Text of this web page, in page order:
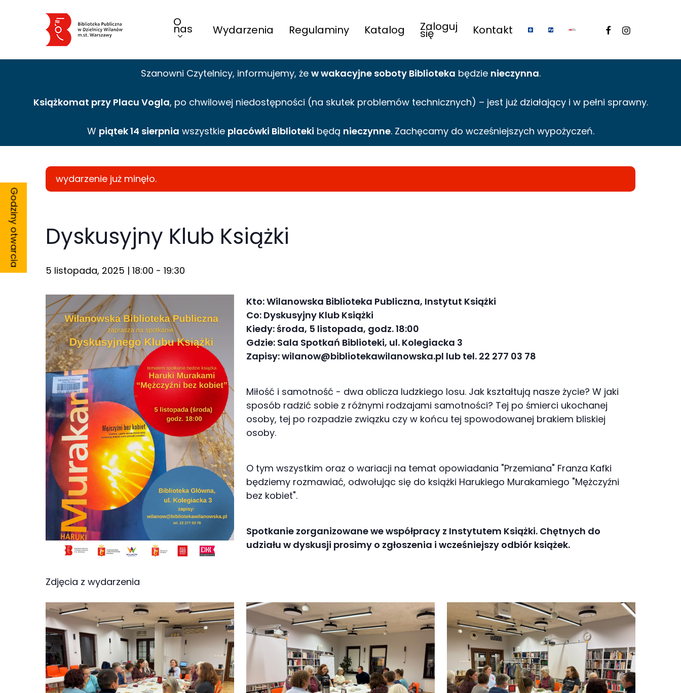
O
nas Wydarzenia Regulaminy Katalog Zaloguj
się Kontakt facebookinstagram
Szanowni Czytelnicy, informujemy, że w wakacyjne soboty Biblioteka będzie nieczynna.
Książkomat przy Placu Vogla, po chwilowej niedostępności (na skutek problemów technicznych) – jest już działający i w pełni sprawny.
W piątek 14 sierpnia wszystkie placówki Biblioteki będą nieczynne. Zachęcamy do wcześniejszych wypożyczeń.
wydarzenie już minęło.
Dyskusyjny Klub Książki
5 listopada, 2025 | 18:00 - 19:30
Kto: Wilanowska Biblioteka Publiczna, Instytut Książki
Co: Dyskusyjny Klub Książki
Kiedy: środa, 5 listopada, godz. 18:00
Gdzie: Sala Spotkań Biblioteki, ul. Kolegiacka 3
Zapisy: wilanow@bibliotekawilanowska.pl lub tel. 22 277 03 78
Miłość i samotność - dwa oblicza ludzkiego losu. Jak kształtują nasze życie? W jaki
sposób radzić sobie z różnymi rodzajami samotności? Tej po śmierci ukochanej
osoby, tej po rozpadzie związku czy w końcu tej spowodowanej brakiem bliskiej
osoby.
O tym wszystkim oraz o wariacji na temat opowiadania "Przemiana" Franza Kafki
będziemy rozmawiać, odwołując się do książki Harukiego Murakamiego "Mężczyźni
bez kobiet".
Spotkanie zorganizowane we współpracy z Instytutem Książki. Chętnych do
udziału w dyskusji prosimy o zgłoszenia i wcześniejszy odbiór książek.
Zdjęcia z wydarzenia
Godziny otwarcia
Konieczne
Te pliki cookie
opcjonalne. Są
one potrzebne
funkcjonowania
internetowej.
Statystyka
Abyśmy mogli
poprawić
funkcjonalność
internetowej,
na podstawie
używana.
Doświadczenie
Aby nasza
internetowa
działała jak
najlepiej